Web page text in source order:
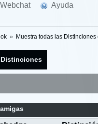
Webchat Ayuda
» Muestra todas las
Distinciones